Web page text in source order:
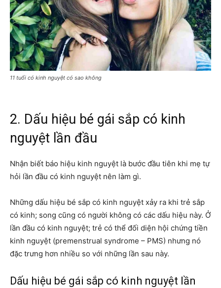
11 tuổi có kinh nguyệt có sao không
2. Dấu hiệu bé gái sắp có kinh
nguyệt lần đầu
Nhận biết báo hiệu kinh nguyệt là bước đầu tiên khi mẹ tự
hỏi lần đầu có kinh nguyệt nên làm gì.
Những dấu hiệu bé sắp có kinh nguyệt xảy ra khi trẻ sắp
có kinh; song cũng có người không có các dấu hiệu này. Ở
lần đầu có kinh nguyệt; trẻ có thể đối diện hội chứng tiền
kinh nguyệt (premenstrual syndrome – PMS) nhưng nó
đặc trưng hơn nhiều so với những lần sau này.
Dấu hiệu bé gái sắp có kinh nguyệt lần